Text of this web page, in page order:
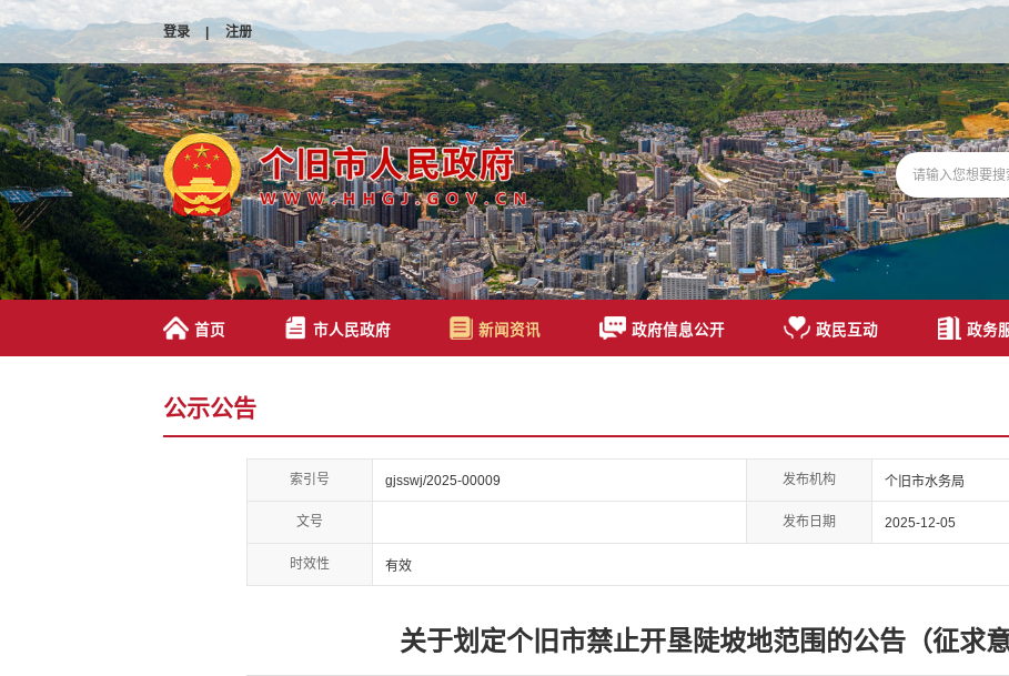
登录 | 注册
首页 市人民政府 新闻资讯 政府信息公开 政民互动 政务
公示公告
索引号 gjsswj/2025-00009 发布机构 个旧市水务局
文号 发布日期 2025-12-05
时效性 有效
关于划定个旧市禁止开垦陡坡地范围的公告（征求意